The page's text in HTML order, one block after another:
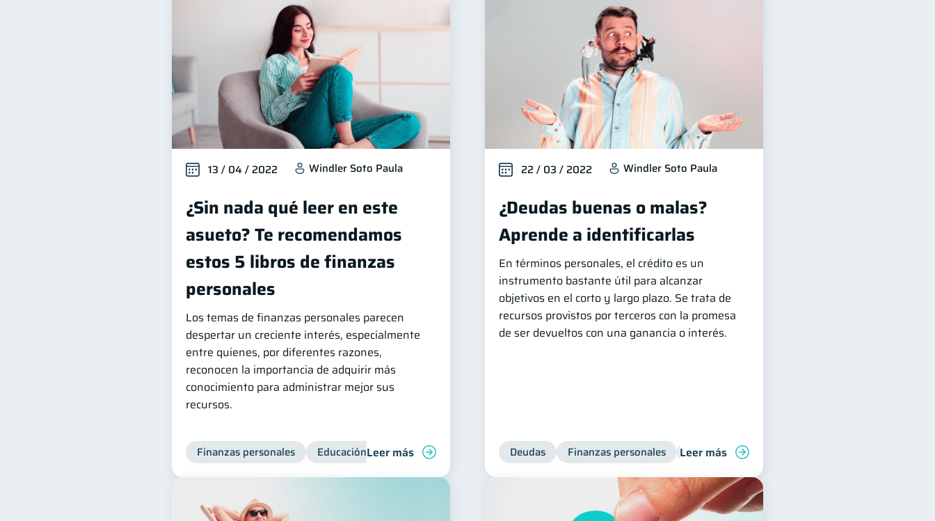
Préstamos Servicios 4
Derechos & Deberes Criptomonedas Inversiones 2 Finanzas Personales
Finanzas en Pareja 1 Educación Financiera Información financiera
inversiones Salud mental 1 ahorro Doble sueldo Gasto responsable
información financiera 1
13 / 04 / 2022 Windler Soto Paula
¿Sin nada qué leer en este
asueto? Te recomendamos
estos 5 libros de finanzas
personales
Los temas de finanzas personales parecen
despertar un creciente interés, especialmente
entre quienes, por diferentes razones,
reconocen la importancia de adquirir más
conocimiento para administrar mejor sus
recursos.
Finanzas personales Educación financiera Bienestar financiero Consejos Vacaciones
Leer más
22 / 03 / 2022 Windler Soto Paula
¿Deudas buenas o malas?
Aprende a identificarlas
En términos personales, el crédito es un
instrumento bastante útil para alcanzar
objetivos en el corto y largo plazo. Se trata de
recursos provistos por terceros con la promesa
de ser devueltos con una ganancia o interés.
Deudas Finanzas personales Bienestar financiero
Leer más